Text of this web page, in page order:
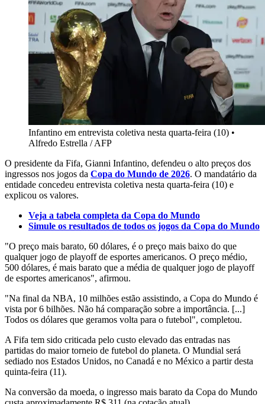
Infantino em entrevista coletiva nesta quarta-feira (10) •
Alfredo Estrella / AFP
O presidente da Fifa, Gianni Infantino, defendeu o alto preços dos
ingressos nos jogos da Copa do Mundo de 2026. O mandatário da
entidade concedeu entrevista coletiva nesta quarta-feira (10) e
explicou os valores.
Veja a tabela completa da Copa do Mundo
Simule os resultados de todos os jogos da Copa do Mundo
"O preço mais barato, 60 dólares, é o preço mais baixo do que
qualquer jogo de playoff de esportes americanos. O preço médio,
500 dólares, é mais barato que a média de qualquer jogo de playoff
de esportes americanos", afirmou.
"Na final da NBA, 10 milhões estão assistindo, a Copa do Mundo é
vista por 6 bilhões. Não há comparação sobre a importância. [...]
Todos os dólares que geramos volta para o futebol", completou.
A Fifa tem sido criticada pelo custo elevado das entradas nas
partidas do maior torneio de futebol do planeta. O Mundial será
sediado nos Estados Unidos, no Canadá e no México a partir desta
quinta-feira (11).
Na conversão da moeda, o ingresso mais barato da Copa do Mundo